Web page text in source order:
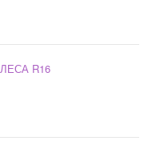
R16